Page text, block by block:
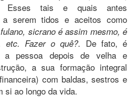
Esses tais e quais antes
a serem tidos e aceitos como
sicrano é assim mesmo, é
Fazer o quê?. De fato, é
a pessoa depois de velha e
a sua formação integral
com baldas, sestros e
si ao longo da vida.